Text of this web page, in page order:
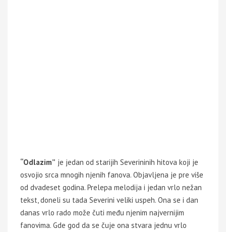
“Odlazim” je jedan od starijih Severininih hitova koji je
osvojio srca mnogih njenih fanova. Objavljena je pre više
od dvadeset godina. Prelepa melodija i jedan vrlo nežan
tekst, doneli su tada Severini veliki uspeh. Ona se i dan
danas vrlo rado može čuti među njenim najvernijim
fanovima. Gde god da se čuje ona stvara jednu vrlo